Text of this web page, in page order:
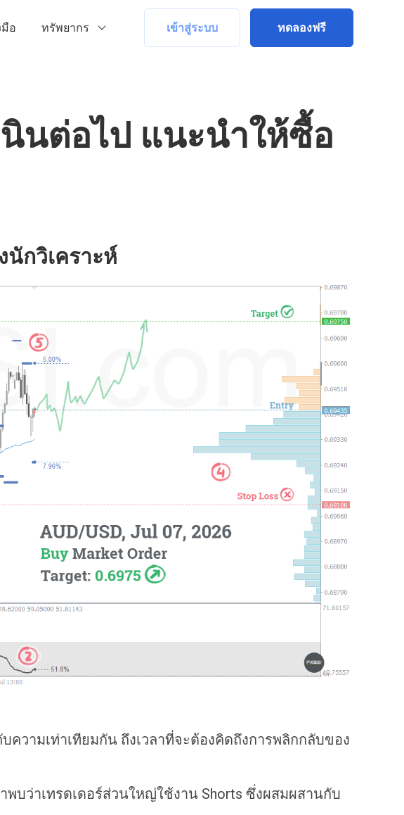
มือ ทรัพยากร เข้าสู่ระบบ ทดลองฟรี
นต่อไป แนะนำให้ซื้อ
กวิเคราะห์
ความเท่าเทียมกัน ถึงเวลาที่จะต้องคิดถึงการพลิกกลับของ
พบว่าเทรดเดอร์ส่วนใหญ่ใช้งาน Shorts ซึ่งผสมผสานกับ